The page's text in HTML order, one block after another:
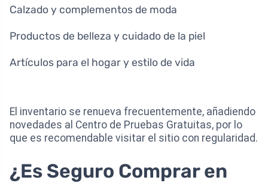
Calzado y complementos de moda
Productos de belleza y cuidado de la piel
Artículos para el hogar y estilo de vida
El inventario se renueva frecuentemente, añadiendo
novedades al Centro de Pruebas Gratuitas, por lo
que es recomendable visitar el sitio con regularidad.
¿Es Seguro Comprar en